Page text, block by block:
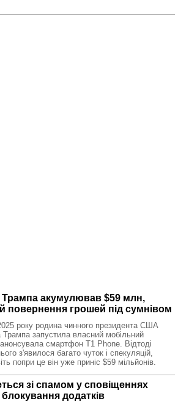
акумулював $59 млн,
повернення грошей під сумнівом
року родина чинного президента США
запустила власний мобільний
анонсувала смартфон T1 Phone. Відтоді
з'явилося багато чуток і спекуляцій,
попри це він уже приніс $59 мільйонів.
зі спамом у сповіщеннях
додатків